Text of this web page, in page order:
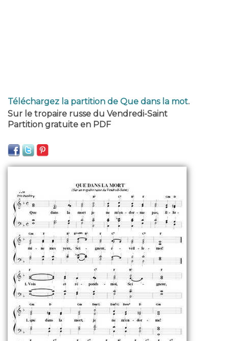
Téléchargez la partition de Que dans la mot.
Sur le tropaire russe du Vendredi-Saint
Partition gratuite en PDF